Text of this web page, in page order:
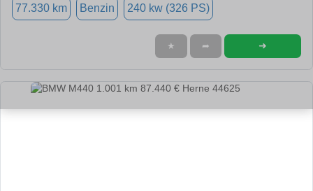
77.330 km Benzin 240 kw (326 PS)
★ ➦ ➜